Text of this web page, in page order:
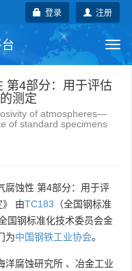
注册
登录
地方标准
国际标准
第4部分：用于评估
测定
of atmospheres—
of standard specimens
腐蚀性 第4部分：用于评
》 由TC183 （全国钢标准
全国钢标准化技术委员会金
为中国钢铁工业协会。
洋腐蚀研究所 、 冶金工业